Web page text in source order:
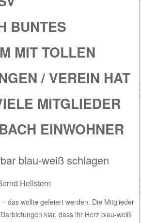
BUNTES
MIT TOLLEN
/ VEREIN HAT
MITGLIEDER
EINWOHNER
blau-weiß schlagen
Hellstern
das wollte gefeiert werden. Die Mitglieder
klar, dass ihr Herz blau-weiß